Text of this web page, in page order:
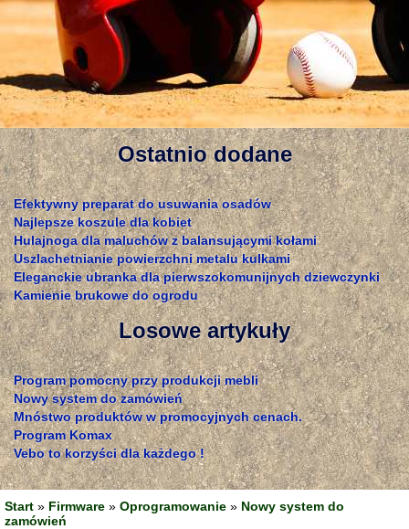
Ostatnio dodane
Efektywny preparat do usuwania osadów
Najlepsze koszule dla kobiet
Hulajnoga dla maluchów z balansującymi kołami
Uszlachetnianie powierzchni metalu kulkami
Eleganckie ubranka dla pierwszokomunijnych dziewczynki
Kamienie brukowe do ogrodu
Losowe artykuły
Program pomocny przy produkcji mebli
Nowy system do zamówień
Mnóstwo produktów w promocyjnych cenach.
Program Komax
Vebo to korzyści dla każdego !
Start » Firmware » Oprogramowanie » Nowy system do
zamówień